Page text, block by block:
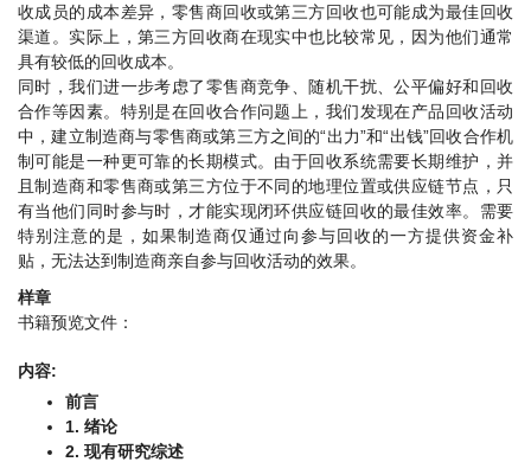
收成员的成本差异，零售商回收或第三方回收也可能成为最佳回收
渠道。实际上，第三方回收商在现实中也比较常见，因为他们通常
具有较低的回收成本。
同时，我们进一步考虑了零售商竞争、随机干扰、公平偏好和回收
合作等因素。特别是在回收合作问题上，我们发现在产品回收活动
中，建立制造商与零售商或第三方之间的“出力”和“出钱”回收合作机
制可能是一种更可靠的长期模式。由于回收系统需要长期维护，并
且制造商和零售商或第三方位于不同的地理位置或供应链节点，只
有当他们同时参与时，才能实现闭环供应链回收的最佳效率。需要
特别注意的是，如果制造商仅通过向参与回收的一方提供资金补
贴，无法达到制造商亲自参与回收活动的效果。
样章
书籍预览文件：
内容:
前言
1. 绪论
2. 现有研究综述